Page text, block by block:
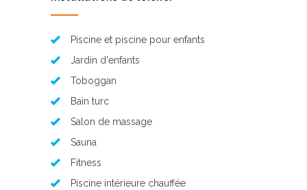
Piscine et piscine pour enfants
Jardin d'enfants
Toboggan
Bain turc
Salon de massage
Sauna
Fitness
Piscine intérieure chauffée